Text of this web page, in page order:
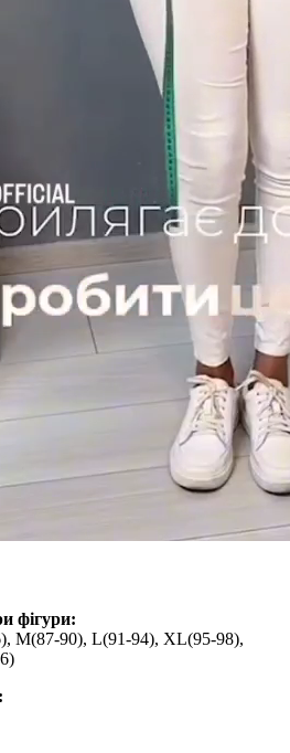
фігури:
M(87-90), L(91-94), XL(95-98),